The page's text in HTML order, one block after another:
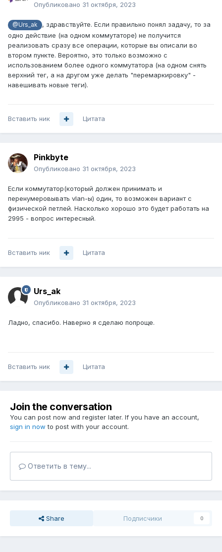
Опубликовано 31 октября, 2023
@Urs_ak
, здравствуйте. Если правильно понял задачу, то за
одно действие (на одном коммутаторе) не получится
реализовать сразу все операции, которые вы описали во
втором пункте. Вероятно, это только возможно с
использованием более одного коммутатора (на одном снять
верхний тег, а на другом уже делать "перемаркировку" -
навешивать новые теги).
Вставить ник Цитата
Pinkbyte
Опубликовано 31 октября, 2023
Если коммутатор(который должен принимать и
перенумеровывать vlan-ы) один, то возможен вариант с
физической петлей. Насколько хорошо это будет работать на
2995 - вопрос интересный.
Вставить ник Цитата
Urs_ak
Опубликовано 31 октября, 2023
Ладно, спасибо. Наверно я сделаю попроще.
Вставить ник Цитата
Join the conversation
You can post now and register later. If you have an account,
sign in now to post with your account.
Ответить в тему...
Share Подписчики 0